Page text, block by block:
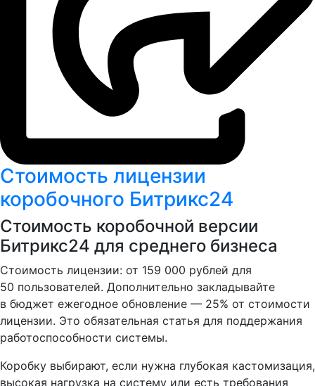
Стоимость лицензии
коробочного Битрикс24
Стоимость коробочной версии
Битрикс24 для среднего бизнеса
Стоимость лицензии: от 159 000 рублей для
50 пользователей. Дополнительно закладывайте
в бюджет ежегодное обновление — 25% от стоимости
лицензии. Это обязательная статья для поддержания
работоспособности системы.
Коробку выбирают, если нужна глубокая кастомизация,
высокая нагрузка на систему или есть требования